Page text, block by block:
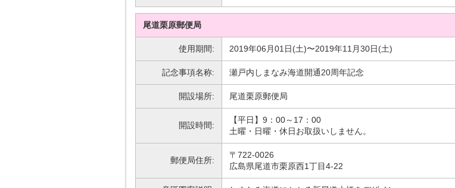
尾道栗原郵便局
使用期間: 2019年06月01日(土)〜2019年11月30日(土)
記念事項名称: 瀬戸内しまなみ海道開通20周年記念
開設場所: 尾道栗原郵便局
開設時間:
【平日】9：00～17：00
土曜・日曜・休日お取扱いしません。
郵便局住所:
〒722-0026
広島県尾道市栗原西1丁目4-22